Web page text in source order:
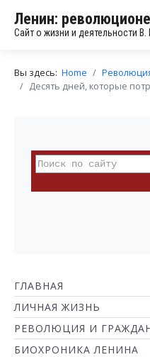
Ленин:
Сайт о жизни и деятельности В.
Вы здесь: Home
Десять дней, которые
ГЛАВНАЯ
ЛИЧНАЯ ЖИЗНЬ
РЕВОЛЮЦИЯ И
БИОХРОНИКА ЛЕНИНА